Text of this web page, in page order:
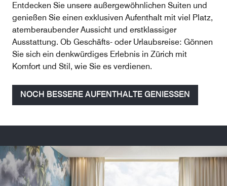
Entdecken Sie unsere außergewöhnlichen Suiten und
genießen Sie einen exklusiven Aufenthalt mit viel Platz,
atemberaubender Aussicht und erstklassiger
Ausstattung. Ob Geschäfts- oder Urlaubsreise: Gönnen
Sie sich ein denkwürdiges Erlebnis in Zürich mit
Komfort und Stil, wie Sie es verdienen.
NOCH BESSERE AUFENTHALTE GENIESSEN